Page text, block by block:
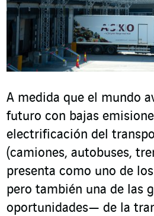
A medida que el mundo
futuro con bajas
electrificación del
(camiones, autobuses,
presenta como uno de
pero también una de las
oportunidades— de la